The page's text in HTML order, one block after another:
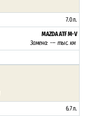
7.0 л.
MAZDA ATF M-V
Замена: --- тыс. км
6.7 л.